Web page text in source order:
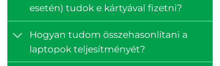
esetén) tudok e kártyával fizetni?
Hogyan tudom összehasonlítani a
laptopok teljesítményét?